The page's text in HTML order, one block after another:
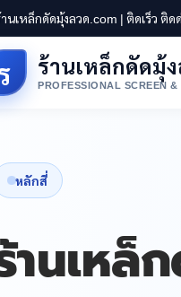
นเหล็กดัดมุ้งลวด.com | ติดเร็ว ติ
ร้านเหล็กดัดมุ้
PROFESSIONAL SCREEN
หลักสี่
านเหล็